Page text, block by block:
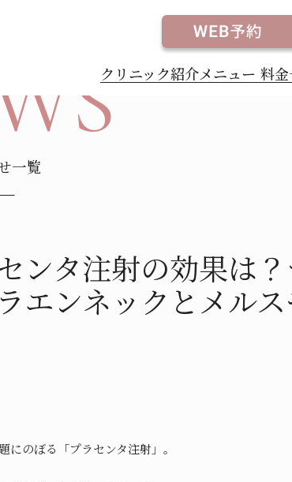
クリニック紹介メニュー
リア）
料
一覧
ンタ注射の効果は
エンネックとメル
のぼる「プラセンタ注射」。